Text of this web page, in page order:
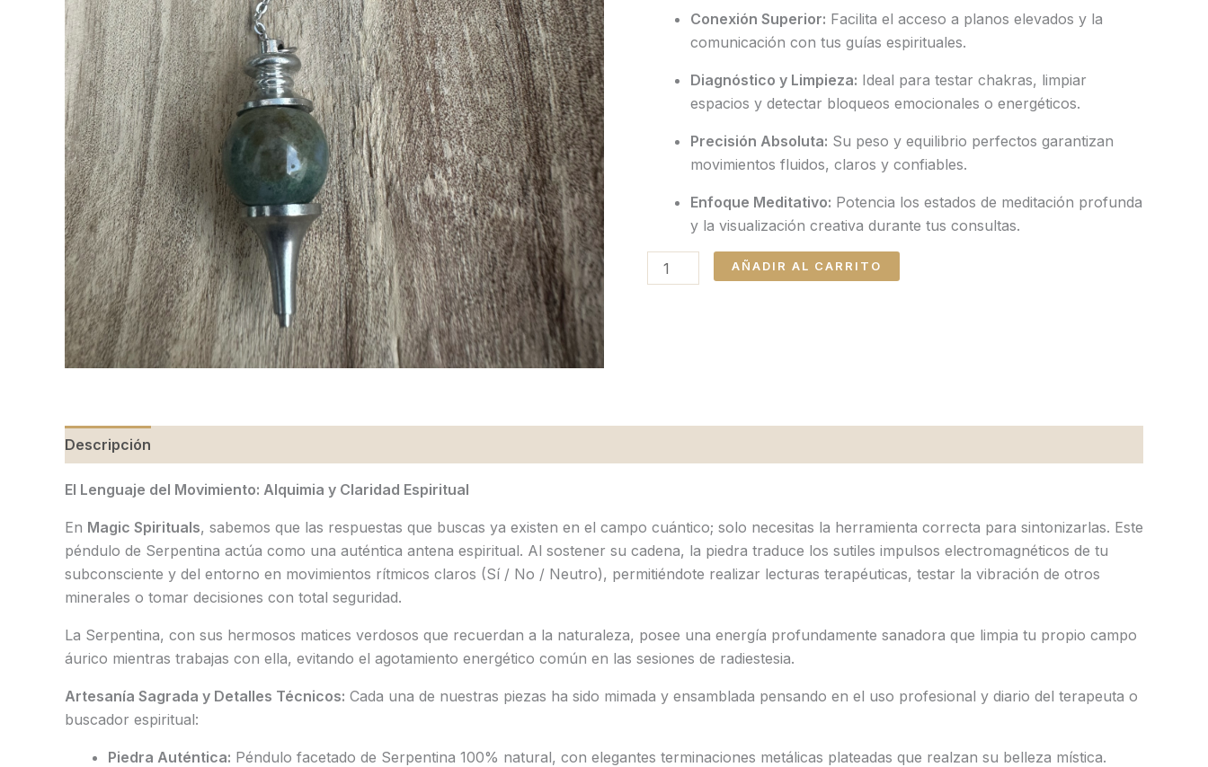
Conexión Superior: Facilita el acceso a planos elevados y la
comunicación con tus guías espirituales.
Diagnóstico y Limpieza: Ideal para testar chakras, limpiar
espacios y detectar bloqueos emocionales o energéticos.
Precisión Absoluta: Su peso y equilibrio perfectos garantizan
movimientos fluidos, claros y confiables.
Enfoque Meditativo: Potencia los estados de meditación profunda
y la visualización creativa durante tus consultas.
AÑADIR AL CARRITO
Descripción
El Lenguaje del Movimiento: Alquimia y Claridad Espiritual
En Magic Spirituals, sabemos que las respuestas que buscas ya existen en el campo cuántico; solo necesitas la herramienta correcta para sintonizarlas. Este
péndulo de Serpentina actúa como una auténtica antena espiritual. Al sostener su cadena, la piedra traduce los sutiles impulsos electromagnéticos de tu
subconsciente y del entorno en movimientos rítmicos claros (Sí / No / Neutro), permitiéndote realizar lecturas terapéuticas, testar la vibración de otros
minerales o tomar decisiones con total seguridad.
La Serpentina, con sus hermosos matices verdosos que recuerdan a la naturaleza, posee una energía profundamente sanadora que limpia tu propio campo
áurico mientras trabajas con ella, evitando el agotamiento energético común en las sesiones de radiestesia.
Artesanía Sagrada y Detalles Técnicos: Cada una de nuestras piezas ha sido mimada y ensamblada pensando en el uso profesional y diario del terapeuta o
buscador espiritual:
Piedra Auténtica: Péndulo facetado de Serpentina 100% natural, con elegantes terminaciones metálicas plateadas que realzan su belleza mística.